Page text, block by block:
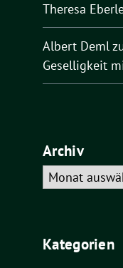
Theresa
Albert Deml
Geselligkeit
Archiv
Archiv
Kategorien